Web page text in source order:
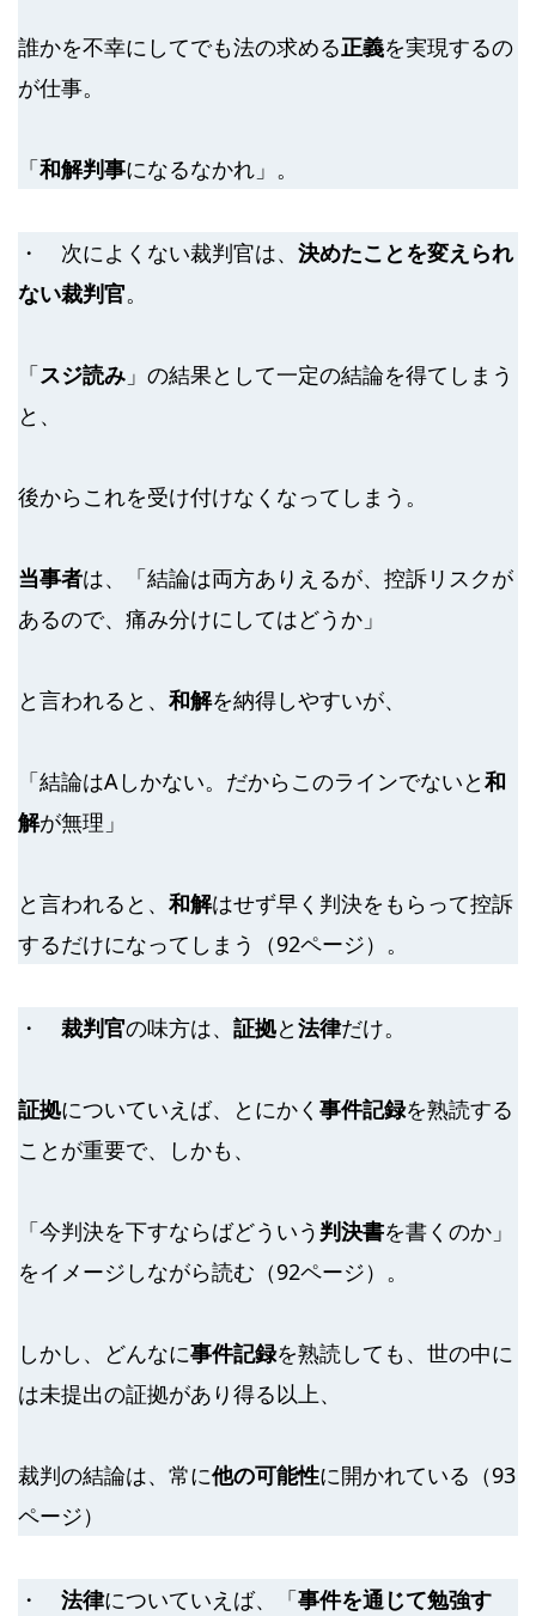
誰かを不幸にしてでも法の求める正義を実現するの
が仕事。
「和解判事になるなかれ」。
・ 次によくない裁判官は、 決めたことを変えられ
ない裁判官。
「スジ読み 」の結果として一定の結論を得てしまう
と、
後からこれを受け付けなくなってしまう。
当事者は、「結論は両方ありえるが、控訴リスクが
あるので、痛み分けにしてはどうか」
と言われると、 和解を納得しやすいが、
「結論はAしかない。だからこのラインでないと和
解が無理」
と言われると、 和解はせず早く判決をもらって控訴
するだけになってしまう（92ページ）。
・ 裁判官の味方は、 証拠と法律だけ。
証拠についていえば、とにかく 事件記録を熟読する
ことが重要で、しかも、
「今判決を下すならばどういう 判決書を書くのか」
をイメージしながら読む（92ページ）。
しかし、どんなに事件記録を熟読しても、世の中に
は未提出の証拠があり得る以上、
裁判の結論は、常に他の可能性に開かれている（93
ページ）
・ 法律についていえば、「事件を通じて勉強す